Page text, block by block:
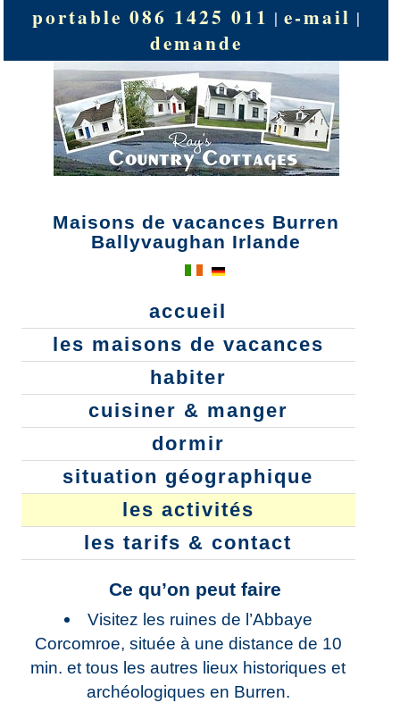
portable 086 1425 011 | e-mail |
demande
Maisons de vacances Burren
Ballyvaughan Irlande
accueil
les maisons de vacances
habiter
cuisiner & manger
dormir
situation géographique
les activités
les tarifs & contact
Ce qu’on peut faire
Visitez les ruines de l’Abbaye
Corcomroe, située à une distance de 10
min. et tous les autres lieux historiques et
archéologiques en Burren.